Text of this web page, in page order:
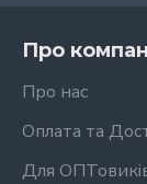
Про
Про нас
Оплата та
Для